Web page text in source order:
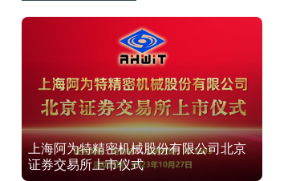
上海阿为特精密机械股份有限公司北京
证券交易所上市仪式